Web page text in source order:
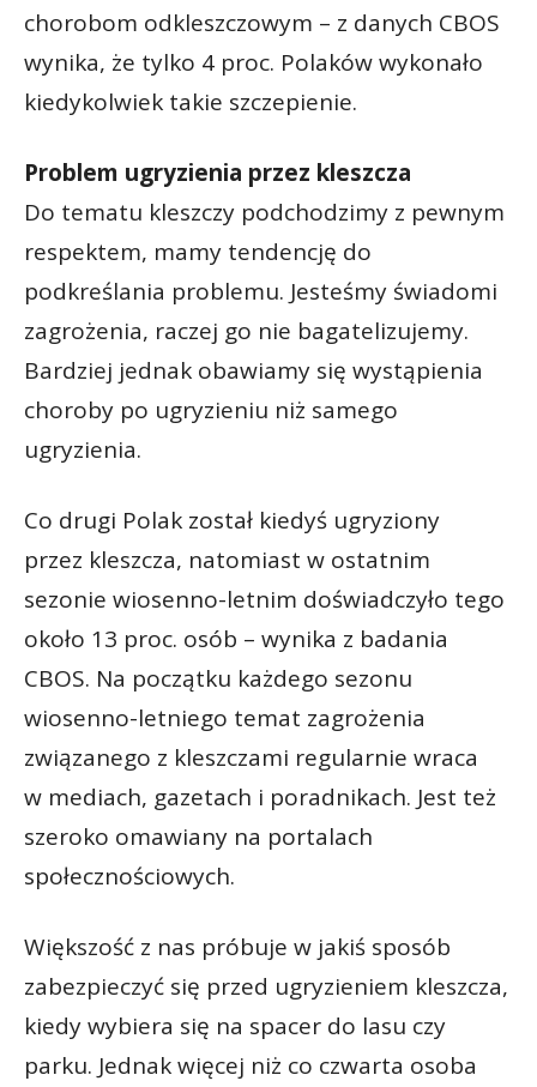
chorobom odkleszczowym – z danych CBOS
wynika, że tylko 4 proc. Polaków wykonało
kiedykolwiek takie szczepienie.
Problem ugryzienia przez kleszcza
Do tematu kleszczy podchodzimy z pewnym
respektem, mamy tendencję do
podkreślania problemu. Jesteśmy świadomi
zagrożenia, raczej go nie bagatelizujemy.
Bardziej jednak obawiamy się wystąpienia
choroby po ugryzieniu niż samego
ugryzienia.
Co drugi Polak został kiedyś ugryziony
przez kleszcza, natomiast w ostatnim
sezonie wiosenno-letnim doświadczyło tego
około 13 proc. osób – wynika z badania
CBOS. Na początku każdego sezonu
wiosenno-letniego temat zagrożenia
związanego z kleszczami regularnie wraca
w mediach, gazetach i poradnikach. Jest też
szeroko omawiany na portalach
społecznościowych.
Większość z nas próbuje w jakiś sposób
zabezpieczyć się przed ugryzieniem kleszcza,
kiedy wybiera się na spacer do lasu czy
parku. Jednak więcej niż co czwarta osoba